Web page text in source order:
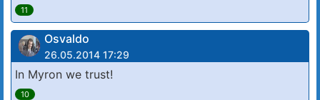
11
Osvaldo
26.05.2014 17:29
In Myron we trust!
10